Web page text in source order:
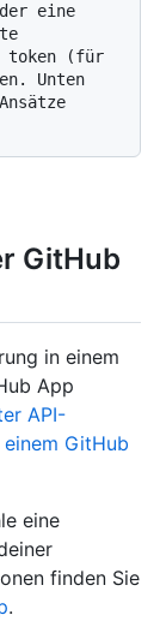
eine
token (für
Unten
GitHub
in einem
App
API-
GitHub
eine
finden Sie
.